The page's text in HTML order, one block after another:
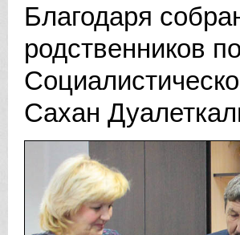
Благодаря
родственников
Сахан